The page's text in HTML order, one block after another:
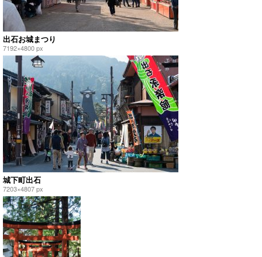
出石お城まつり
7192×4800 px
城下町出石
7203×4807 px